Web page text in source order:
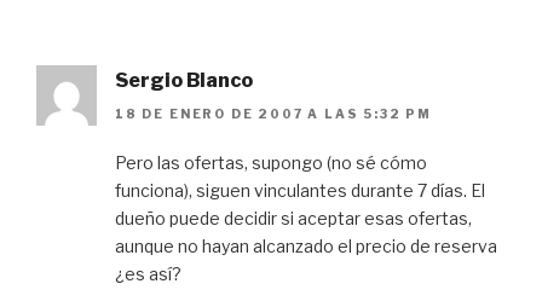
Sergio Blanco
18 DE ENERO DE 2007 A LAS 5:32 PM
Pero las ofertas, supongo (no sé cómo
funciona), siguen vinculantes durante 7 días. El
dueño puede decidir si aceptar esas ofertas,
aunque no hayan alcanzado el precio de reserva
¿es así?